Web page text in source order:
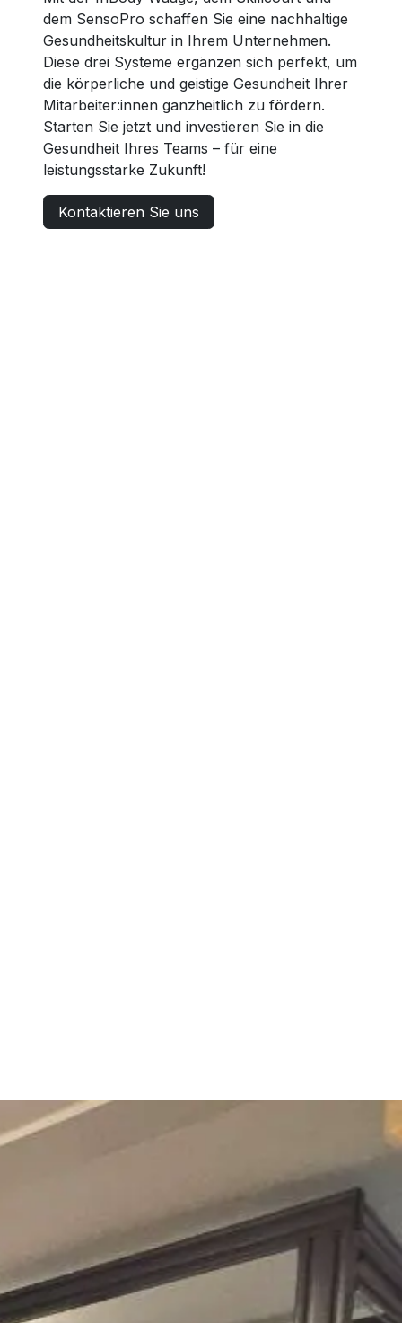
dem SensoPro schaffen Sie eine nachhaltige
Gesundheitskultur in Ihrem Unternehmen.
Diese drei Systeme ergänzen sich perfekt, um
die körperliche und geistige Gesundheit Ihrer
Mitarbeiter:innen ganzheitlich zu fördern.
Starten Sie jetzt und investieren Sie in die
Gesundheit Ihres Teams – für eine
leistungsstarke Zukunft!
Kontaktieren Sie uns